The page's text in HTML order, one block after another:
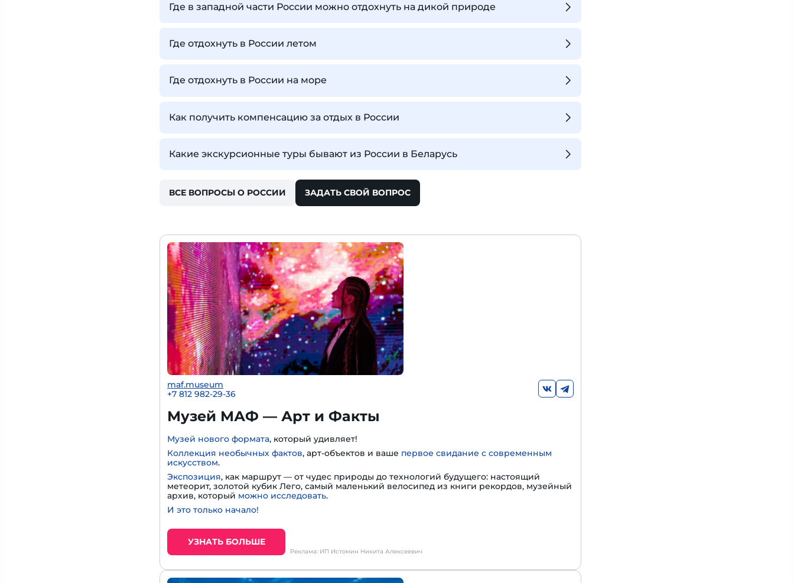
Где в западной части России можно отдохнуть на дикой природе
Где отдохнуть в России летом
Где отдохнуть в России на море
Как получить компенсацию за отдых в России
Какие экскурсионные туры бывают из России в Беларусь
ВСЕ ВОПРОСЫ О РОССИИ ЗАДАТЬ СВОЙ ВОПРОС
maf.museum
+7 812 982-29-36
Музей МАФ — Арт и Факты
Музей нового формата, который удивляет!
Коллекция необычных фактов, арт-объектов и ваше первое свидание с современным
искусством.
Экспозиция, как маршрут — от чудес природы до технологий будущего: настоящий
метеорит, золотой кубик Лего, самый маленький велосипед из книги рекордов, музейный
архив, который можно исследовать.
И это только начало!
УЗНАТЬ БОЛЬШЕ
Реклама: ИП Истомин Никита Алексеевич